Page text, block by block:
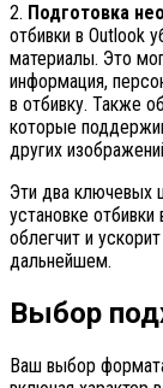
2. Подготовка
отбивки в Outlook
материалы. Это
информация,
в отбивку. Также
которые
других
Эти два ключевых
установке
облегчит и
дальнейшем.
Выбор
Ваш выбор